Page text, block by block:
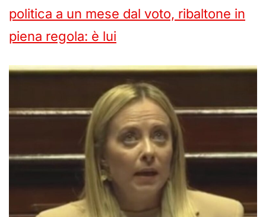
politica a un mese dal voto, ribaltone in
piena regola: è lui